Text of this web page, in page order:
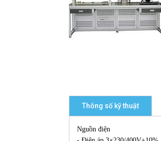
Thông số kỹ thuật
Nguồn điện